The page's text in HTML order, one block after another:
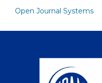
Open Journal Systems